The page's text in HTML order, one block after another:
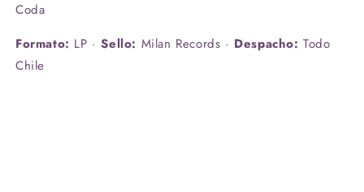
Coda
Formato: LP ·Sello: Milan Records · Despacho: Todo
Chile